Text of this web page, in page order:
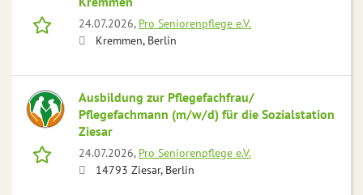
24.07.2026, Pro Seniorenpflege e.V.
Kremmen, Berlin
Ausbildung zur Pflegefachfrau/
Pflegefachmann (m/w/d) für die Sozialstation
Ziesar
24.07.2026, Pro Seniorenpflege e.V.
14793 Ziesar, Berlin